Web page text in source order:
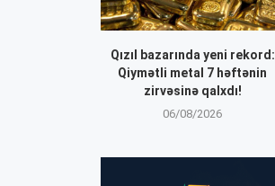
Qızıl bazarında yeni rekord:
Qiymətli metal 7 həftənin
zirvəsinə qalxdı!
06/08/2026